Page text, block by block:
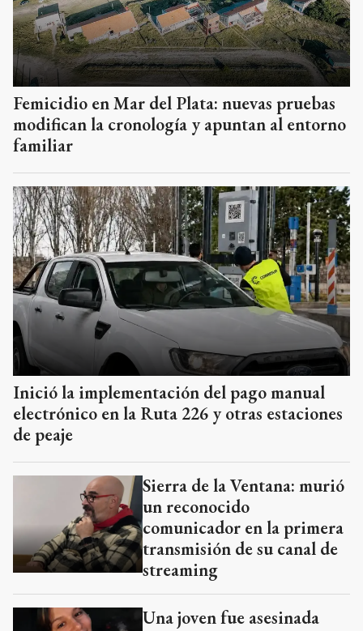
Femicidio en Mar del Plata: nuevas pruebas
modifican la cronología y apuntan al entorno
familiar
Inició la implementación del pago manual
electrónico en la Ruta 226 y otras estaciones
de peaje
Sierra de la Ventana: murió
un reconocido
comunicador en la primera
transmisión de su canal de
streaming
Una joven fue asesinada